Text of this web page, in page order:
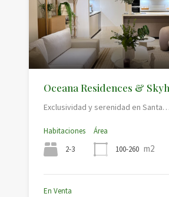
Oceana Residences &
Exclusividad y serenidad en Santa…
Habitaciones
2-3
Área
100-260 m2
En Venta